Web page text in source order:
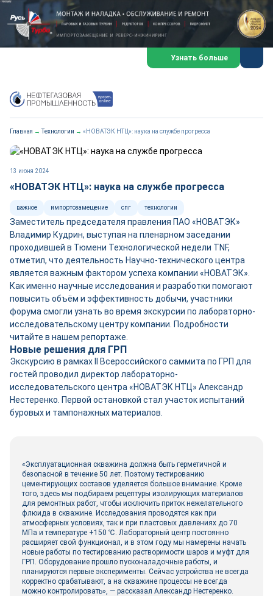
Русь-Турбо - обслуживание и ремонт газовых паровых турбин
ООО «Русь-Турбо» занимается сервисом газовых и паровых
турбин, комплексным ремонтом, восстановлением,
работают на нефтегазовых, нефтехимических,
металлургических и других предприятиях.
Реклама. ООО «Русь-Турбо», ИНН 7802588950
Перейти на сайт Закрыть
Узнать больше
Главная →Технологии → «НОВАТЭК НТЦ»: наука на службе прогресса
13 июня 2024
«НОВАТЭК НТЦ»: наука на службе прогресса
важное импортозамещение спг технологии
Заместитель председателя правления ПАО «НОВАТЭК»
Владимир Кудрин, выступая на пленарном заседании
проходившей в Тюмени Технологической недели TNF,
отметил, что деятельность Научно-технического центра
является важным фактором успеха компании «НОВАТЭК».
Как именно научные исследования и разработки помогают
повысить объём и эффективность добычи, участники
форума смогли узнать во время экскурсии по лабораторно-
исследовательскому центру компании. Подробности
читайте в нашем репортаже.
Новые решения для ГРП
Экскурсию в рамках II Всероссийского саммита по ГРП для
гостей проводил директор лабораторно-
исследовательского центра «НОВАТЭК НТЦ» Александр
Нестеренко. Первой остановкой стал участок испытаний
буровых и тампонажных материалов.
«Эксплуатационная скважина должна быть герметичной и
безопасной в течение 50 лет. Поэтому тестированию
цементирующих составов уделяется большое внимание. Кроме
того, здесь мы подбираем рецептуры изолирующих материалов
для ремонтных работ, чтобы исключить приток нежелательного
флюида в скважине. Исследования проводятся как при
атмосферных условиях, так и при пластовых давлениях до 70
МПа и температуре +150 ℃. Лабораторный центр постоянно
расширяет свой функционал, и в этом году мы намерены начать
новые работы по тестированию растворимости шаров и муфт для
ГРП. Оборудование прошло пусконаладочные работы, и
планируются первые эксперименты. Сейчас устройства не всегда
корректно срабатывают, а на скважине процессы не всегда
можно контролировать», — рассказал Александр Нестеренко.